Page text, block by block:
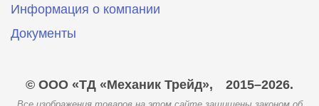
Информация о компании
Документы
© ООО «ТД «Механик Трейд», 2015–2026.